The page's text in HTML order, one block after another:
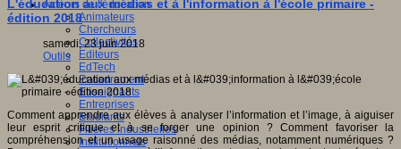
Acteurs de l'éducation
Animateurs
Chercheurs
Collectivités
Editeurs
EdTech
Encadrement
Enseignants
Entreprises
Etudiants
Filières industrielles
Institutionnels
L'éducation aux médias et à l'information à l'école primaire -
édition 2018
samedi, 23 juin 2018
Outils
Comment apprendre aux élèves à analyser l’information et l’image, à aiguiser
leur esprit critique et à se forger une opinion ? Comment favoriser la
compréhension et un usage raisonné des médias, notamment numériques ?